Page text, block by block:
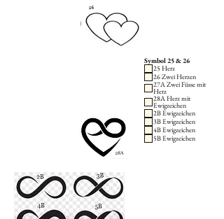
Symbol 25 & 26
25 Herz
26 Zwei Herzen
27A Zwei Füsse mit
Herz
28A Herz mit
Ewigzeichen
2B Ewigzeichen
3B Ewigzeichen
4B Ewigzeichen
5B Ewigzeichen